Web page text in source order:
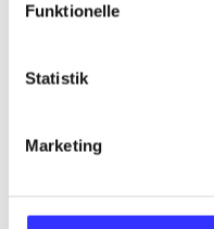
Funktionelle
Statistik
Marketing